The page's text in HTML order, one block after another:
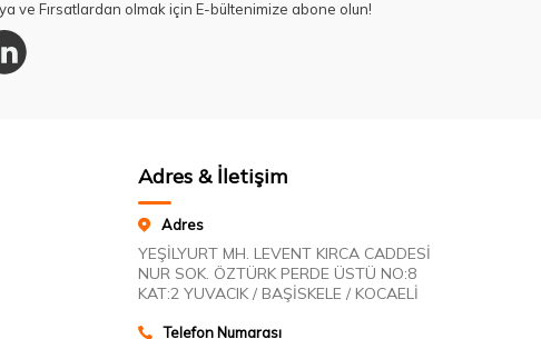
ve Fırsatlardan olmak için E-bültenimize abone olun!
Adres & İletişim
Adres
YEŞİLYURT MH. LEVENT KIRCA CADDESİ
NUR SOK. ÖZTÜRK PERDE ÜSTÜ NO:8
KAT:2 YUVACIK / BAŞİSKELE / KOCAELİ
Telefon Numarası